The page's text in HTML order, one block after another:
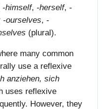
-himself, -herself, -
-ourselves, -
(plural).
many common
use a reflexive
anziehen, sich
uses reflexive
However, they